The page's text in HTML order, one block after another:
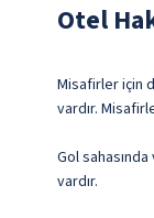
Otel
Misafirler için
vardır.
Gol
vardır.